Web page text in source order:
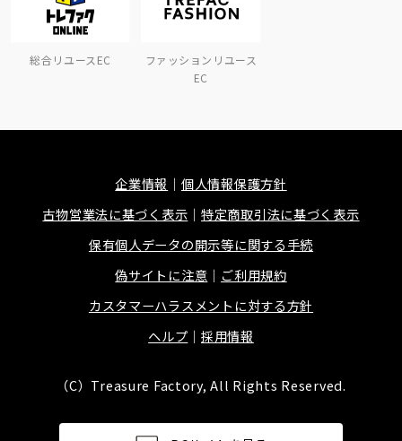
総合リユースEC
ファッションリユース
EC
企業情報
個人情報保護方針
古物営業法に基づく表示
特定商取引法に基づく表示
保有個人データの開示等に関する手続
偽サイトに注意
ご利用規約
カスタマーハラスメントに対する方針
ヘルプ
採用情報
（C）Treasure Factory, All Rights Reserved.